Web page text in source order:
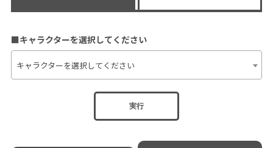
■キャラクターを選択してください
キャラクターを選択してください
実行